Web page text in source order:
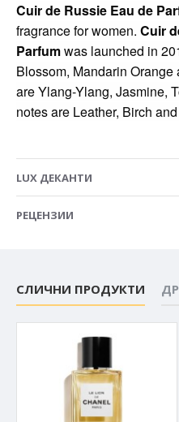
Cuir de Russie Eau de
fragrance for women. Cuir
Parfumwas launched in
Blossom, Mandarin
are Ylang-Ylang, Jasmine,
notes are Leather, Birch
LUX ДЕКАНТИ
РЕЦЕНЗИИ
СЛИЧНИ ПРОДУКТИ